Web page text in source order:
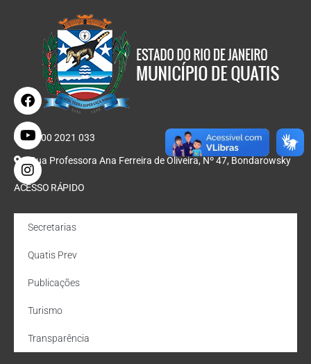
0800 2021 033
Rua Professora Ana Ferreira de Oliveira, Nº 47, Bondarowsky
ACESSO RÁPIDO
Secretarias
Quatis Prev
Publicações
Turismo
Transparência